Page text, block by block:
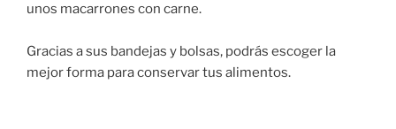
unos macarrones con carne.
Gracias a sus bandejas y bolsas, podrás escoger la
mejor forma para conservar tus alimentos.